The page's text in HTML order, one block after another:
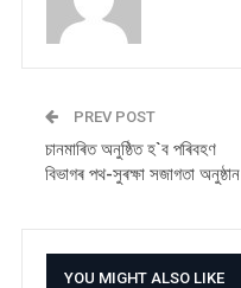
PREV POST
চানমাৰিত অনুষ্ঠিত হ`ব পৰিবহণ
বিভাগৰ পথ-সুৰক্ষা সজাগতা অনুষ্ঠান
YOU MIGHT ALSO LIKE